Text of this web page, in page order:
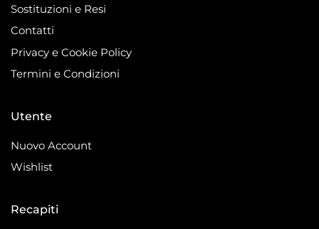
Sostituzioni e Resi
Contatti
Privacy e Cookie Policy
Termini e Condizioni
Utente
Nuovo Account
Wishlist
Recapiti